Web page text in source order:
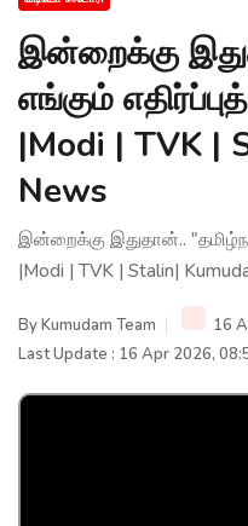
இன்றைக்கு
எங்கும்
|Modi | TVK |
News
இன்றைக்கு இதுதான்..
|Modi | TVK | Stalin|
ByKumudam Team
16
Last Update : 16 Apr 2026,